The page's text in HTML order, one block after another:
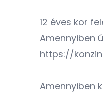
12 éves kor
Amennyiben
https://
Amennyiben